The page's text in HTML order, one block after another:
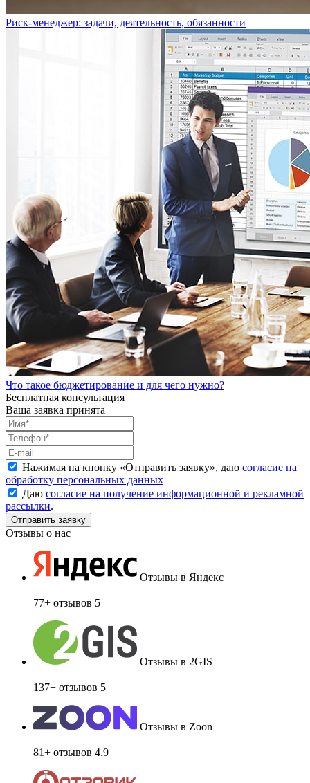
Риск-менеджер: задачи, деятельность, обязанности
Что такое бюджетирование и для чего нужно?
Бесплатная консультация
Ваша заявка принята
Нажимая на кнопку «Отправить заявку», даю согласие на
обработку персональных данных
Даю согласие на получение информационной и рекламной
рассылки.
Отзывы о нас
Отзывы в Яндекс
77+ отзывов 5
Отзывы в 2GIS
137+ отзывов 5
Отзывы в Zoon
81+ отзывов 4.9